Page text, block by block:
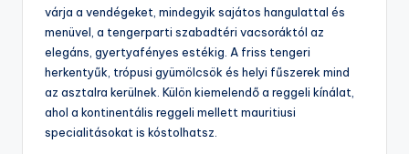
várja a vendégeket, mindegyik sajátos hangulattal és
menüvel, a tengerparti szabadtéri vacsoráktól az
elegáns, gyertyafényes estékig. A friss tengeri
herkentyűk, trópusi gyümölcsök és helyi fűszerek mind
az asztalra kerülnek. Külön kiemelendő a reggeli kínálat,
ahol a kontinentális reggeli mellett mauritiusi
specialitásokat is kóstolhatsz.